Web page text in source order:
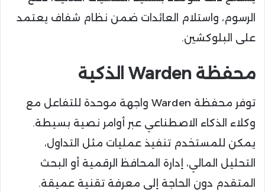
الرسوم، واستلام العائدات ضمن نظام شفاف يعتمد
على البلوكشين.
محفظة Warden الذكية
توفر محفظة Warden واجهة موحدة للتفاعل مع
وكلاء الذكاء الاصطناعي عبر أوامر نصية بسيطة.
يمكن للمستخدم تنفيذ عمليات مثل التداول،
التحليل المالي، إدارة المحافظ الرقمية أو البحث
المتقدم دون الحاجة إلى معرفة تقنية عميقة.